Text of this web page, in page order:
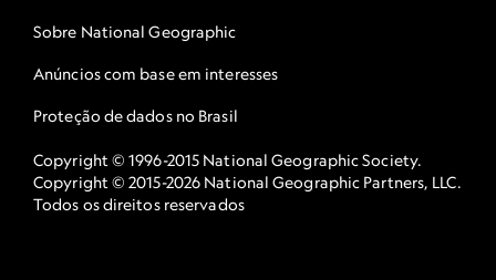
Sobre National Geographic
Anúncios com base em interesses
Proteção de dados no Brasil
Copyright © 1996-2015 National Geographic Society.
Copyright © 2015-2026 National Geographic Partners, LLC.
Todos os direitos reservados